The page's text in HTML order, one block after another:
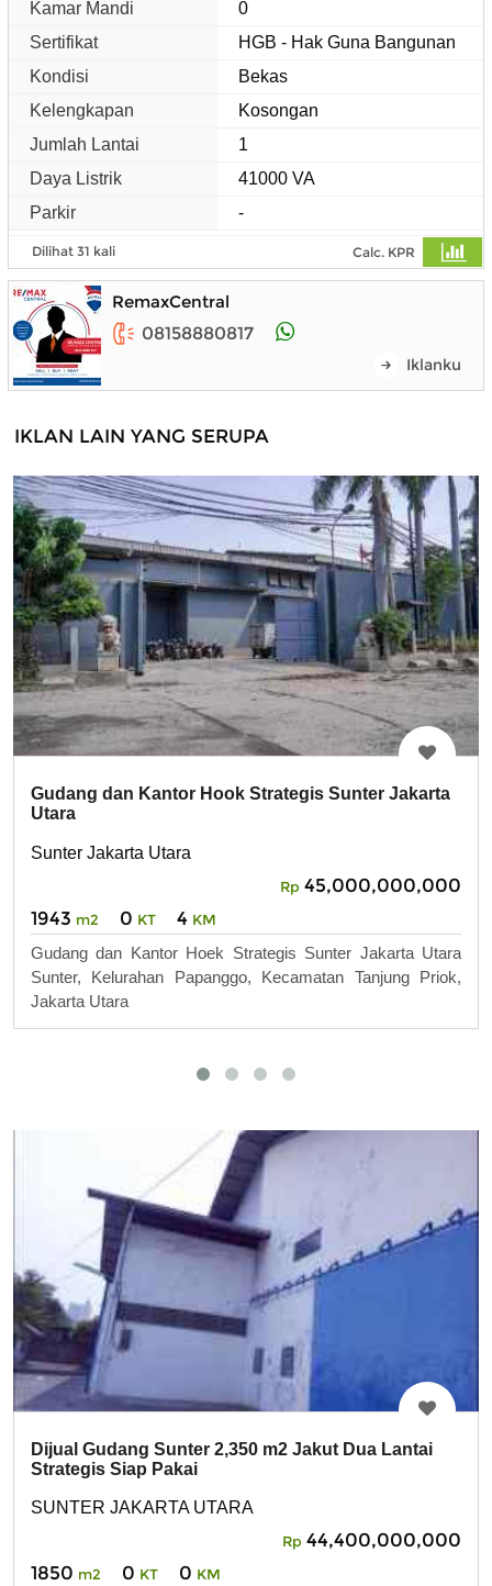
Kamar Mandi
0
Sertifikat
HGB - Hak Guna Bangunan
Kondisi
Bekas
Kelengkapan
Kosongan
Jumlah Lantai
1
Daya Listrik
41000 VA
Parkir
-
Dilihat 31 kali Calc. KPR
RemaxCentral
08158880817
Iklanku
IKLAN LAIN YANG SERUPA
Gudang dan Kantor Hook Strategis Sunter Jakarta
Utara
Sunter Jakarta Utara
Rp 45,000,000,000
1943 m2 0 KT 4 KM
Gudang dan Kantor Hoek Strategis Sunter Jakarta Utara
Sunter, Kelurahan Papanggo, Kecamatan Tanjung Priok,
Jakarta Utara
Dijual Gudang Sunter 2,350 m2 Jakut Dua Lantai
Strategis Siap Pakai
SUNTER JAKARTA UTARA
Rp 44,400,000,000
1850 m2 0 KT 0 KM